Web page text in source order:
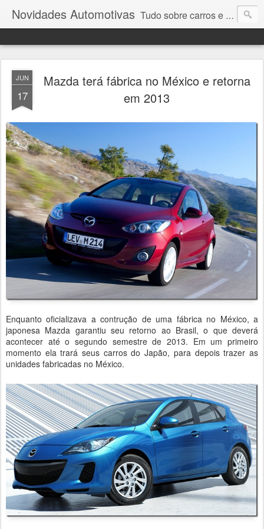
Novidades Automotivas Tudo sobre carros e motores
JUN
17
Mazda terá fábrica no México e retorna
em 2013
Enquanto oficializava a contrução de uma fábrica no México, a
japonesa Mazda garantiu seu retorno ao Brasil, o que deverá
acontecer até o segundo semestre de 2013. Em um primeiro
momento ela trará seus carros do Japão, para depois trazer as
unidades fabricadas no México.